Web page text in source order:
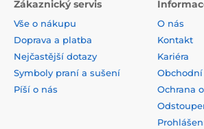
Zákaznický servis
Vše o nákupu
Doprava a platba
Nejčastější dotazy
Symboly praní a sušení
Píší o nás
O nás
Kontakt
Kariéra
Ochrana